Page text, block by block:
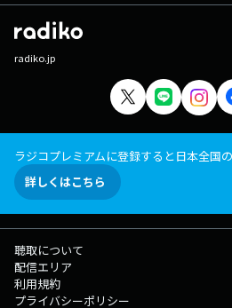
radiko.jp
ラジコプレミアムに登録すると日本全国
詳しくはこちら
聴取について
配信エリア
利用規約
プライバシーポリシー